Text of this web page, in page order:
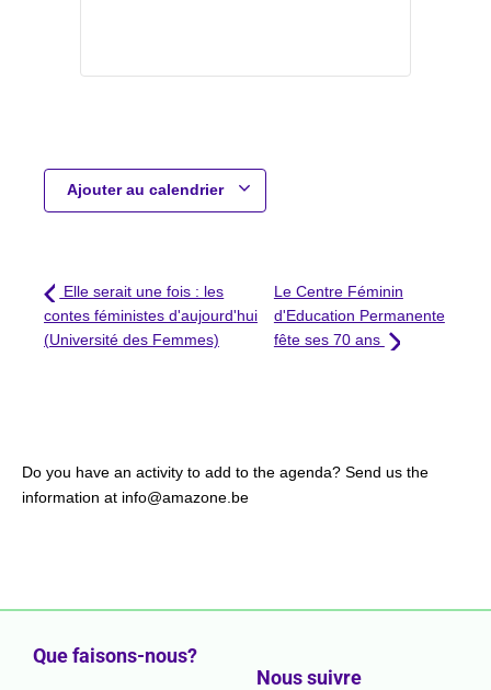
Ajouter au calendrier
Elle serait une fois : les
contes féministes d'aujourd'hui
(Université des Femmes)
Le Centre Féminin
d'Education Permanente
fête ses 70 ans
Do you have an activity to add to the agenda? Send us the
information at info@amazone.be
Que faisons-nous?
Nous suivre